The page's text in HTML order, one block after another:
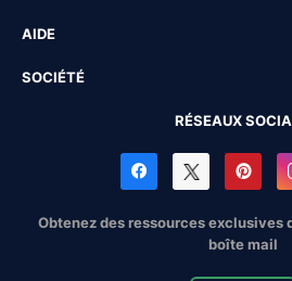
AIDE
SOCIÉTÉ
RÉSEAUX
Obtenez des ressources exclusives
boîte mail